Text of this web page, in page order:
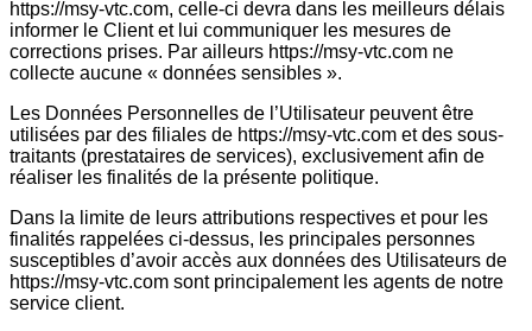
https://msy-vtc.com, celle-ci devra dans les meilleurs délais
informer le Client et lui communiquer les mesures de
corrections prises. Par ailleurs https://msy-vtc.com ne
collecte aucune « données sensibles ».
Les Données Personnelles de l’Utilisateur peuvent être
utilisées par des filiales de https://msy-vtc.com et des sous-
traitants (prestataires de services), exclusivement afin de
réaliser les finalités de la présente politique.
Dans la limite de leurs attributions respectives et pour les
finalités rappelées ci-dessus, les principales personnes
susceptibles d’avoir accès aux données des Utilisateurs de
https://msy-vtc.com sont principalement les agents de notre
service client.